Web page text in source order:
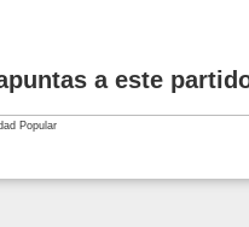
a este
Popular